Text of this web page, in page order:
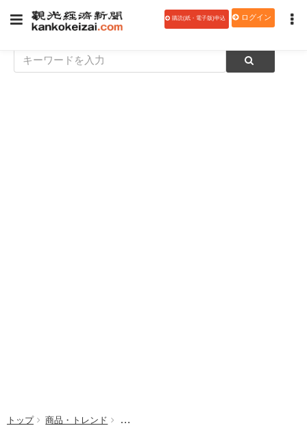
購読(紙・電子版)申込 ログイン
トップ 商品・トレンド サントリー 登美ワインが初受賞 ブドウ品種